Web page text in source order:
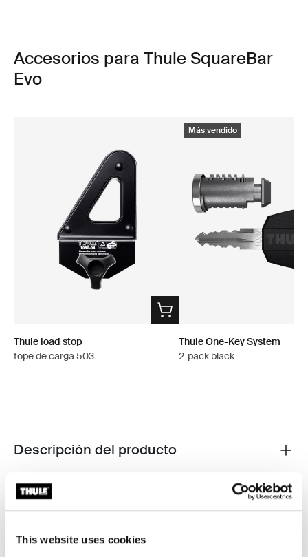
This website uses cookies
Accesorios para Thule SquareBar
Evo
Thule load stop
tope de carga 503
Más vendido
Thule One-Key System
2-pack black
Toggle overview
Descripción del producto
Todas las características